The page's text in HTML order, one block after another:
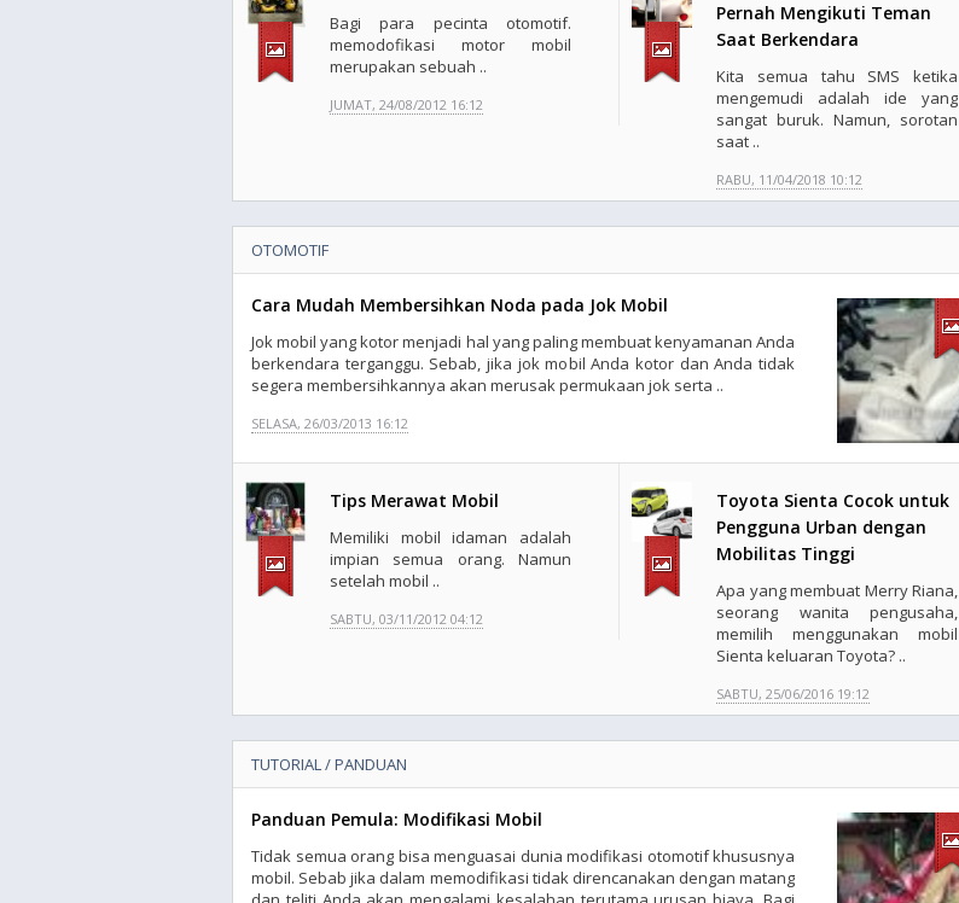
Bagi para pecinta otomotif.
memodofikasi motor mobil
merupakan sebuah ..
JUMAT, 24/08/2012 16:12
Pernah Mengikuti Teman
Saat Berkendara
Kita semua tahu SMS ketika
mengemudi adalah ide yang
sangat buruk. Namun, sorotan
saat ..
RABU, 11/04/2018 10:12
OTOMOTIF
Cara Mudah Membersihkan Noda pada Jok Mobil
Jok mobil yang kotor menjadi hal yang paling membuat kenyamanan Anda
berkendara terganggu. Sebab, jika jok mobil Anda kotor dan Anda tidak
segera membersihkannya akan merusak permukaan jok serta ..
SELASA, 26/03/2013 16:12
Tips Merawat Mobil
Memiliki mobil idaman adalah
impian semua orang. Namun
setelah mobil ..
SABTU, 03/11/2012 04:12
Toyota Sienta Cocok untuk
Pengguna Urban dengan
Mobilitas Tinggi
Apa yang membuat Merry Riana,
seorang wanita pengusaha,
memilih menggunakan mobil
Sienta keluaran Toyota? ..
SABTU, 25/06/2016 19:12
TUTORIAL / PANDUAN
Panduan Pemula: Modifikasi Mobil
Tidak semua orang bisa menguasai dunia modifikasi otomotif khususnya
mobil. Sebab jika dalam memodifikasi tidak direncanakan dengan matang